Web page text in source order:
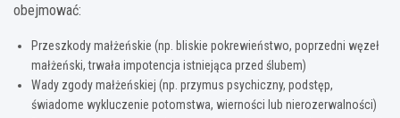
obejmować:
Przeszkody małżeńskie (np. bliskie pokrewieństwo, poprzedni węzeł
małżeński, trwała impotencja istniejąca przed ślubem)
Wady zgody małżeńskiej (np. przymus psychiczny, podstęp,
świadome wykluczenie potomstwa, wierności lub nierozerwalności)